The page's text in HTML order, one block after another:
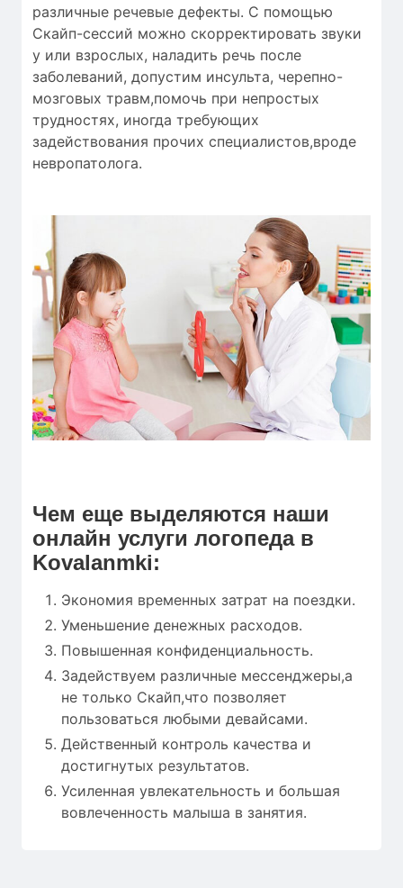
различные речевые дефекты. С помощью
Скайп-сессий можно скорректировать звуки
у или взрослых, наладить речь после
заболеваний, допустим инсульта, черепно-
мозговых травм,помочь при непростых
трудностях, иногда требующих
задействования прочих специалистов,вроде
невропатолога.
Чем еще выделяются наши
онлайн услуги логопеда в
Kovalanmki:
Экономия временных затрат на поездки.
Уменьшение денежных расходов.
Повышенная конфиденциальность.
Задействуем различные мессенджеры,а
не только Скайп,что позволяет
пользоваться любыми девайсами.
Действенный контроль качества и
достигнутых результатов.
Усиленная увлекательность и большая
вовлеченность малыша в занятия.